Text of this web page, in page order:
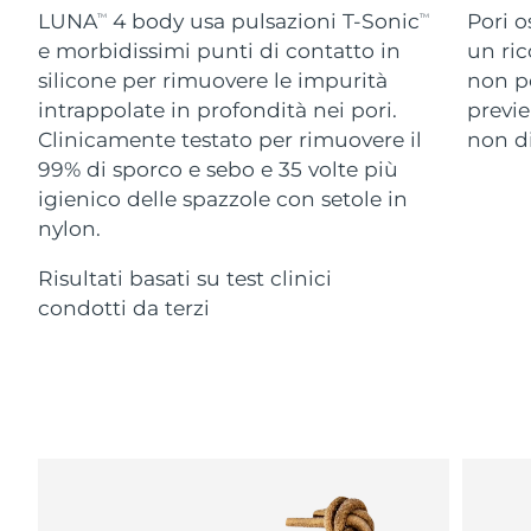
LUNATM 4 body usa pulsazioni T-SonicTM
e morbidissimi punti di contatto in
silicone per rimuovere le impurità
intrappolate in profondità nei pori.
Clinicamente testato per rimuovere il
99% di sporco e sebo e 35 volte più
igienico delle spazzole con setole in
nylon.
Risultati basati su test clinici
condotti da terzi
Pori
un
non
non
For healthy hair
18% PAP
Vedi tutto
APP FOREO
Israele Consegna stimata14/08/2026
Italia Consegna stimata 10/08/2026
Giappone Consegna stimata 13/08/2026
Jersey Consegna stimata15/08/2026
Kuwait